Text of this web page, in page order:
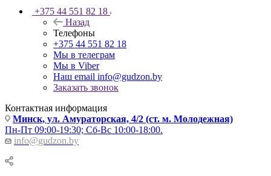
+375 44 551 82 18
Назад
Телефоны
+375 44 551 82 18
Мы в телеграм
Мы в Viber
Наш email info@gudzon.by
Заказать звонок
Контактная информация
Минск, ул. Амураторская, 4/2 (ст. м. Молодежная)
Пн-Пт 09:00-19:30; Сб-Вс 10:00-18:00.
info@gudzon.by